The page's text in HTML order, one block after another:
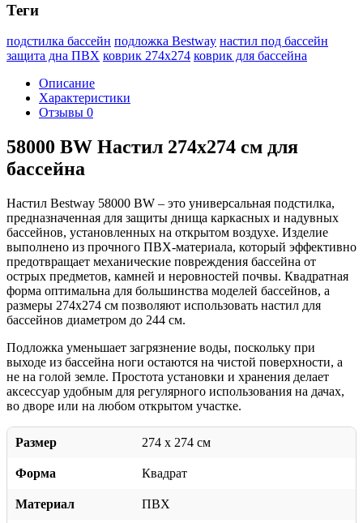
Теги
подстилка бассейн подложка Bestway настил под бассейн
защита дна ПВХ коврик 274х274 коврик для бассейна
Описание
Характеристики
Отзывы 0
58000 BW Настил 274х274 см для
бассейна
Настил Bestway 58000 BW – это универсальная подстилка,
предназначенная для защиты днища каркасных и надувных
бассейнов, установленных на открытом воздухе. Изделие
выполнено из прочного ПВХ-материала, который эффективно
предотвращает механические повреждения бассейна от
острых предметов, камней и неровностей почвы. Квадратная
форма оптимальна для большинства моделей бассейнов, а
размеры 274х274 см позволяют использовать настил для
бассейнов диаметром до 244 см.
Подложка уменьшает загрязнение воды, поскольку при
выходе из бассейна ноги остаются на чистой поверхности, а
не на голой земле. Простота установки и хранения делает
аксессуар удобным для регулярного использования на дачах,
во дворе или на любом открытом участке.
Размер 274 x 274 см
Форма Квадрат
Материал ПВХ